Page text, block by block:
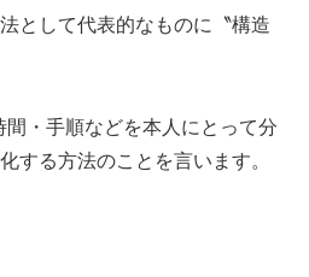
として代表的なものに〝構造
間・手順などを本人にとって分
する方法のことを言います。